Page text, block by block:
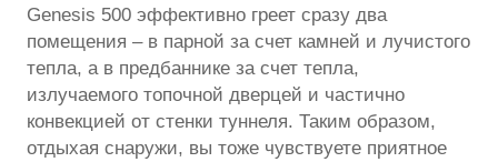
Genesis 500 эффективно греет сразу два
помещения – в парной за счет камней и лучистого
тепла, а в предбаннике за счет тепла,
излучаемого топочной дверцей и частично
конвекцией от стенки туннеля. Таким образом,
отдыхая снаружи, вы тоже чувствуете приятное